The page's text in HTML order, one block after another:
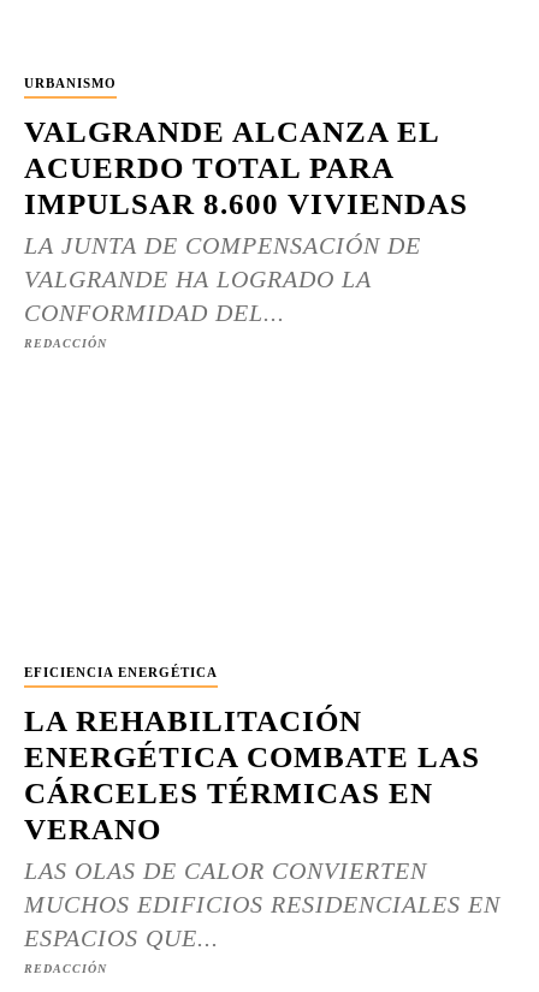
URBANISMO
VALGRANDE ALCANZA EL
ACUERDO TOTAL PARA
IMPULSAR 8.600 VIVIENDAS
LA JUNTA DE COMPENSACIÓN DE
VALGRANDE HA LOGRADO LA
CONFORMIDAD DEL...
REDACCIÓN
EFICIENCIA ENERGÉTICA
LA REHABILITACIÓN
ENERGÉTICA COMBATE LAS
CÁRCELES TÉRMICAS EN
VERANO
LAS OLAS DE CALOR CONVIERTEN
MUCHOS EDIFICIOS RESIDENCIALES EN
ESPACIOS QUE...
REDACCIÓN